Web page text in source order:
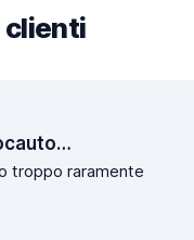
clienti
troppo raramente